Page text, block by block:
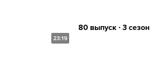
23:19
80 выпуск ∙ 3 сезон